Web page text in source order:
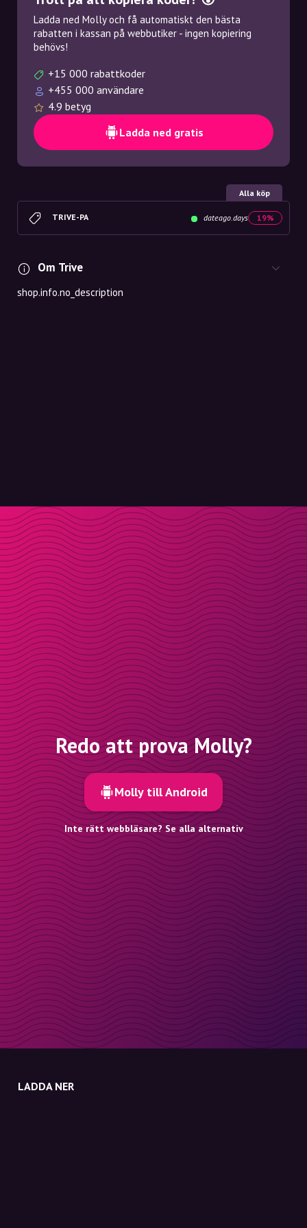
Ladda ned Molly och få automatiskt den bästa
rabatten i kassan på webbutiker - ingen kopiering
behövs!
+15 000 rabattkoder
+455 000 användare
4.9 betyg
Ladda ned gratis
Alla köp
TRIVE-PA dateago.days 19%
Om Trive
shop.info.no_description
Redo att prova Molly?
Molly till Android
Inte rätt webbläsare? Se alla alternativ
LADDA NER